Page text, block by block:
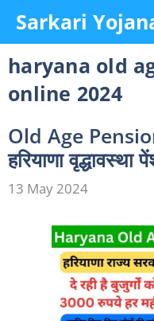
content
Sarkari
haryana old
online 2024
Old Age
हरियाणा
13 May 2024